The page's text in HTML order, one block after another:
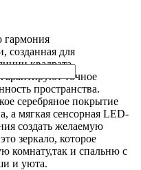
созданная для
квадрата,
точное
пространства.
серебряное покрытие
а мягкая сенсорная LED-
создать желаемую
зеркало, которое
комнату,так и спальню с
и уюта.